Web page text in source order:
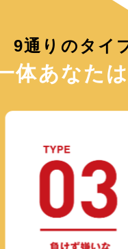
9通りのタイ
体あなた